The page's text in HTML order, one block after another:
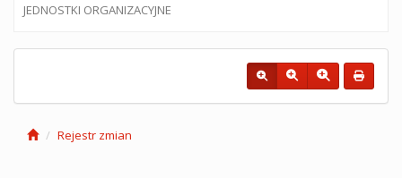
JEDNOSTKI ORGANIZACYJNE
Rejestr zmian